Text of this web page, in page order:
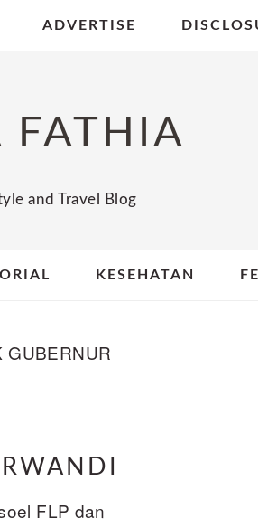
ADVERTISE
FATHIA
and Travel Blog
KESEHATAN
GUBERNUR
FLP dan